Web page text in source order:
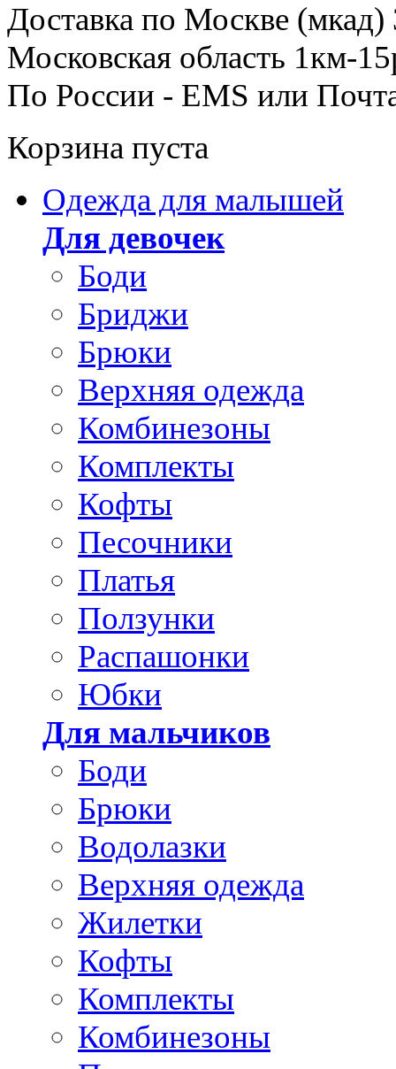
Доставка по Москве (мкад)
Московская область 1км-
По России - EMS или
Корзина пуста
Одежда для малышей
Для девочек
Боди
Бриджи
Брюки
Верхняя одежда
Комбинезоны
Комплекты
Кофты
Песочники
Платья
Ползунки
Распашонки
Юбки
Для мальчиков
Боди
Брюки
Водолазки
Верхняя одежда
Жилетки
Кофты
Комплекты
Комбинезоны